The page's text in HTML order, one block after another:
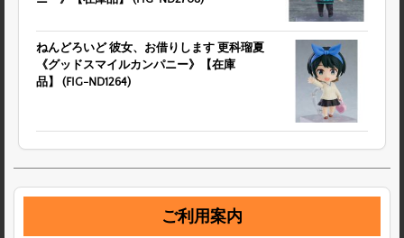
ねんどろいど 彼女、お借りします 更科瑠夏
《グッドスマイルカンパニー》【在庫
品】 (FIG-ND1264)
ご利用案内